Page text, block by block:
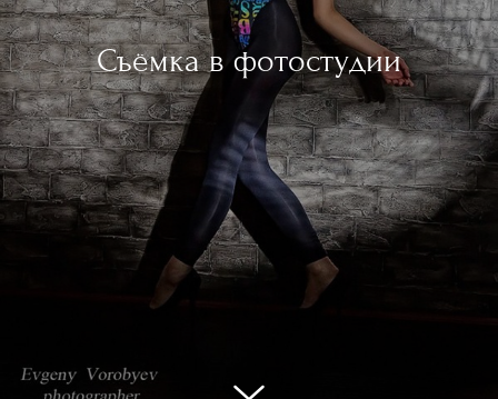
Съёмка в фотостудии